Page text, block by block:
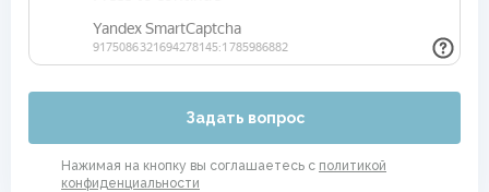
Задать вопрос
Нажимая на кнопку вы соглашаетесь с политикой
конфиденциальности